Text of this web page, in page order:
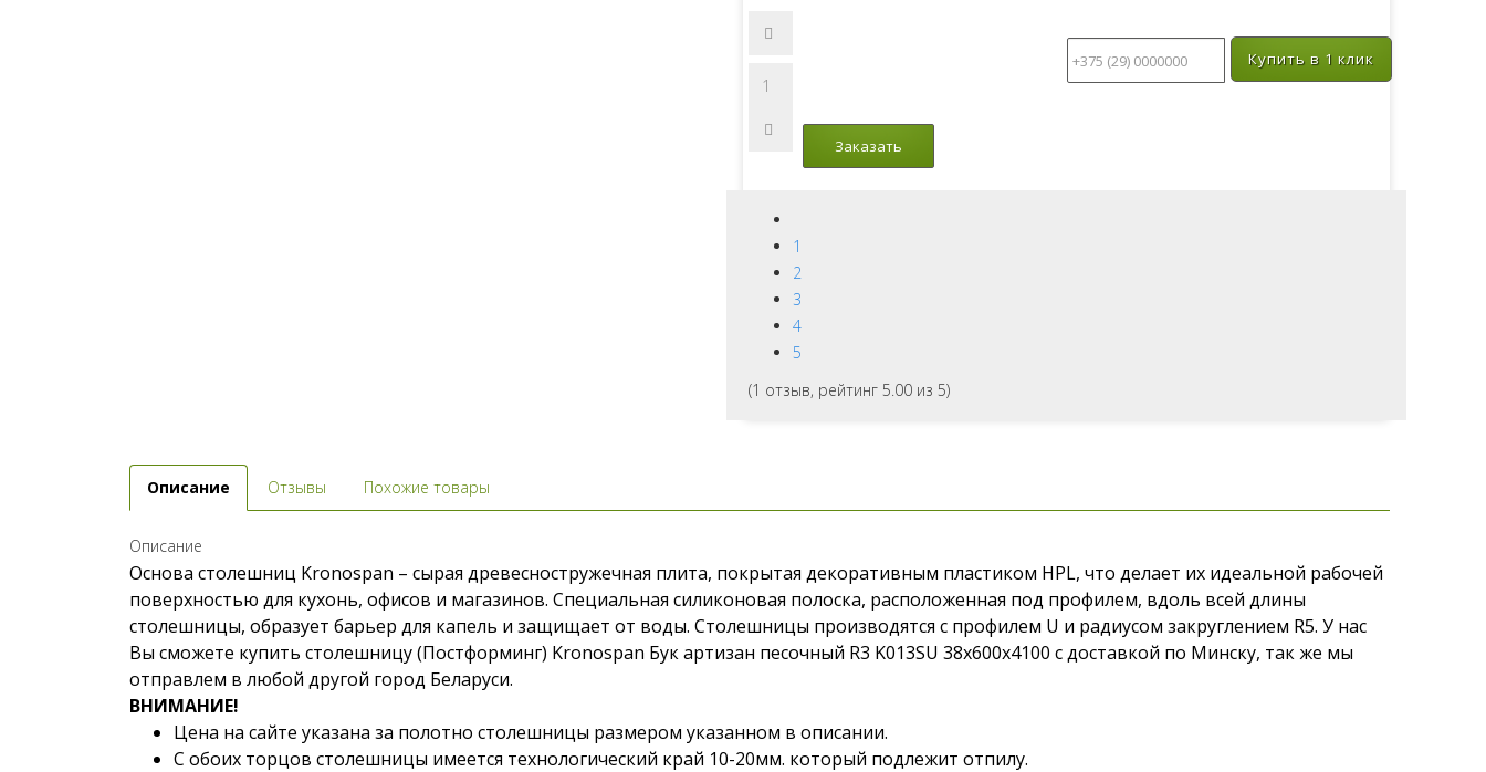
Купить в 1 клик
1
2
3
4
5
(1 отзыв, рейтинг 5.00 из 5)
Описание Отзывы Похожие товары
Описание
Основа столешниц Kronospan – сырая древесностружечная плита, покрытая декоративным пластиком HPL, что делает их идеальной рабочей
поверхностью для кухонь, офисов и магазинов. Специальная силиконовая полоска, расположенная под профилем, вдоль всей длины
столешницы, образует барьер для капель и защищает от воды. Столешницы производятся с профилем U и радиусом закруглением R5. У нас
Вы сможете купить столешницу (Постформинг) Kronospan Бук артизан песочный R3 K013SU 38x600x4100 с доставкой по Минску, так же мы
отправлем в любой другой город Беларуси.
ВНИМАНИЕ!
Цена на сайте указана за полотно столешницы размером указанном в описании.
С обоих торцов столешницы имеется технологический край 10-20мм. который подлежит отпилу.